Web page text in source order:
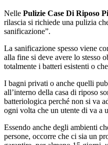
Nelle Pulizie Case Di Riposo
rilascia si richiede una pulizia
sanificazione”.
La sanificazione spesso viene
alla fine si deve avere lo stesso
totalmente i batteri esistenti o
I bagni privati o anche quelli
all’interno della casa di riposo
batteriologica perché non si va
ogni volta che un utente di va a
Essendo anche degli ambienti
persone, occorre che ci sia un